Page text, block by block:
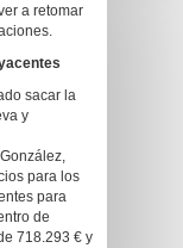
a retomar
sacar la
y
para los
para
de
718.293 € y